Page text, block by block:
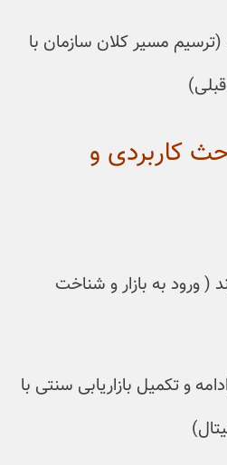
کلان سازمان با
و
و شناخت
بازاریابی سنتی با